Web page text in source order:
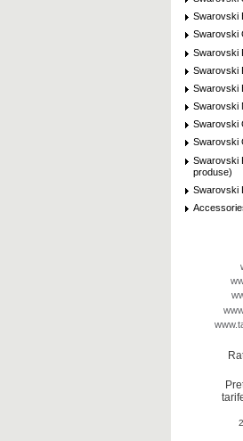
Swarovski
Swarovski
Swarovski
Swarovski
Swarovski
Swarovski
Swarovski
Swarovski
Swarovski
produse)
Swarovski